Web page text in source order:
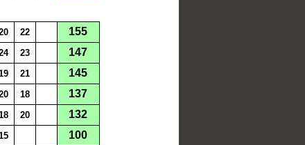
22 155
23 147
21 145
18 137
20 132
100